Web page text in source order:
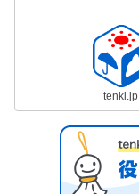
tenki.jp